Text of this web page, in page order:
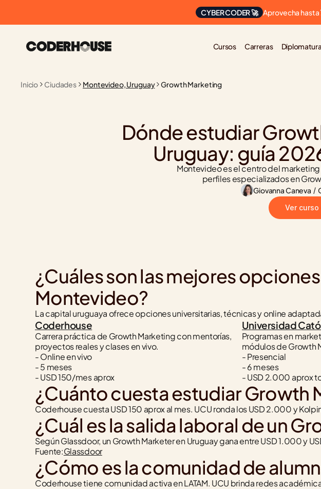
CYBER CODER 🚀 Aprovecha hasta
Cursos Carreras
Inicio Ciudades Montevideo, Uruguay Growth Marketing
Dónde estudiar
Uruguay: guía
Montevideo es el centro del
perfiles especializados en
Giovanna Caneva /
Ver
¿Cuáles son las mejores
Montevideo?
La capital uruguaya ofrece opciones universitarias, técnicas y online
Coderhouse
Carrera práctica de Growth Marketing con mentorías,
proyectos reales y clases en vivo.
- Online en vivo
- 5 meses
- USD 150/mes aprox
Universidad
Programas en
módulos de Growth
- Presencial
- 6 meses
- USD 2.000 aprox
¿Cuánto cuesta estudiar Growth
Coderhouse cuesta USD 150 aprox al mes. UCU ronda los USD 2.000 y
¿Cuál es la salida laboral de un
Según Glassdoor, un Growth Marketer en Uruguay gana entre USD 1.000 y
Fuente:Glassdoor
¿Cómo es la comunidad de
Coderhouse tiene comunidad activa en LATAM. UCU brinda redes